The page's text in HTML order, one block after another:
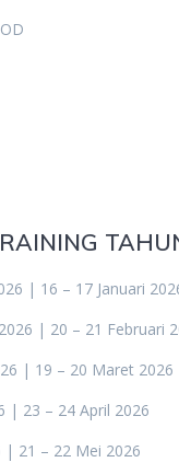
| 16 – 17 Januari
| 20 – 21 Februari
| 19 – 20 Maret 2026
| 23 – 24 April 2026
| 21 – 22 Mei 2026